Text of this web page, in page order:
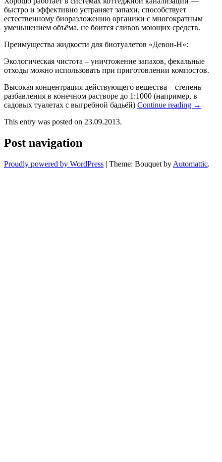
быстро и эффективно устраняет запахи, способствует
естественному биоразложению органики с многократным
уменьшением объёма, не боится сливов моющих средств.
Преимущества жидкости для биотуалетов «Девон-Н»:
Экологическая чистота – уничтожение запахов, фекальные
отходы можно использовать при приготовлении компостов.
Высокая концентрация действующего вещества – степень
разбавления в конечном растворе до 1:1000 (например, в
садовых туалетах с выгребной бадьёй) Continue reading →
This entry was posted on 23.09.2013.
Post navigation
Proudly powered by WordPress | Theme: Bouquet by Automattic.